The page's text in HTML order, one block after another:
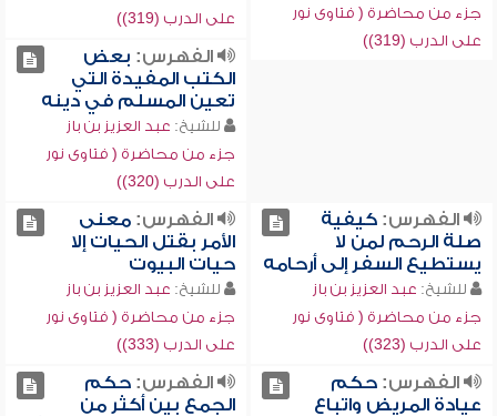
جزء من محاضرة ( فتاوى نور
على الدرب (319))
على الدرب (319))
الفهرس: بعض
الكتب المفيدة التي
تعين المسلم في دينه
للشيخ: عبد العزيز بن باز
جزء من محاضرة ( فتاوى نور
على الدرب (320))
الفهرس:كيفية
صلة الرحم لمن لا
يستطيع السفر إلى أرحامه
للشيخ: عبد العزيز بن باز
جزء من محاضرة ( فتاوى نور
على الدرب (323))
الفهرس:معنى
الأمر بقتل الحيات إلا
حيات البيوت
للشيخ: عبد العزيز بن باز
جزء من محاضرة ( فتاوى نور
على الدرب (333))
الفهرس:حكم
عيادة المريض واتباع
الفهرس:حكم
الجمع بين أكثر من